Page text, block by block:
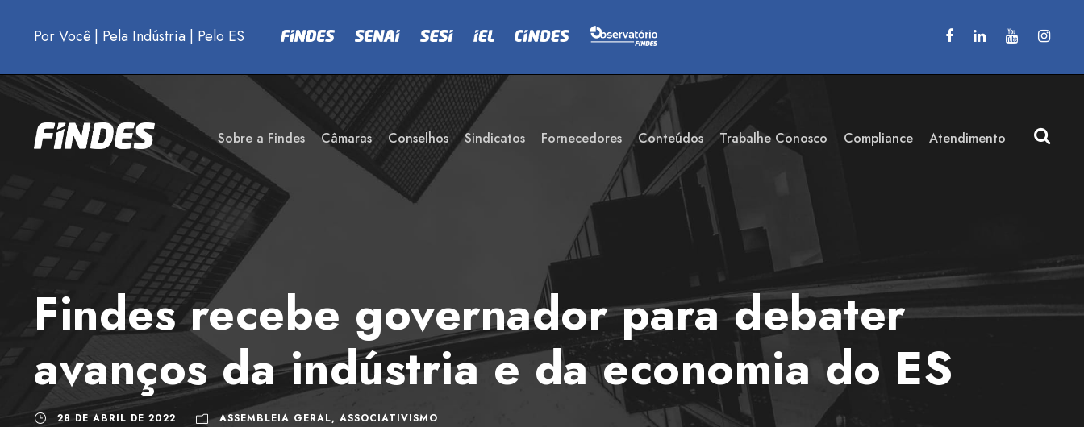
Por Você | Pela Indústria | Pelo ES
Sobre a Findes Câmaras Conselhos Sindicatos Fornecedores Conteúdos Trabalhe Conosco Compliance Atendimento
Findes recebe governador para debater
avanços da indústria e da economia do ES
28 DE ABRIL DE 2022 ASSEMBLEIA GERAL, ASSOCIATIVISMO